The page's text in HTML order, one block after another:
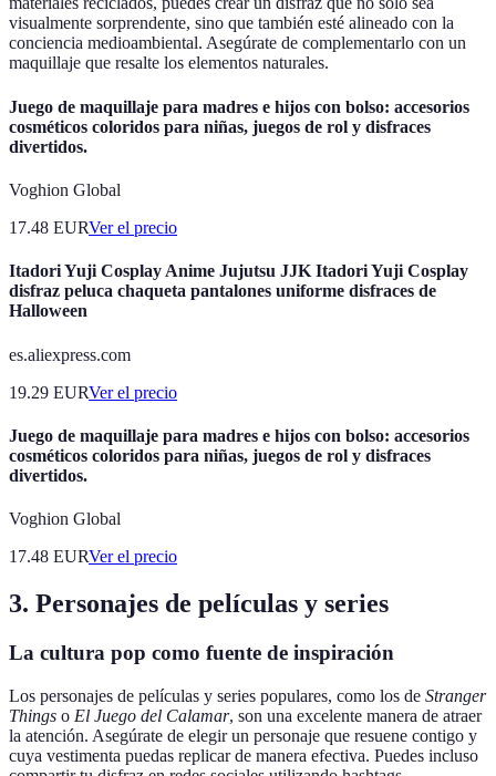
visualmente sorprendente, sino que también esté alineado con la
conciencia medioambiental. Asegúrate de complementarlo con un
maquillaje que resalte los elementos naturales.
Juego de maquillaje para madres e hijos con bolso: accesorios
cosméticos coloridos para niñas, juegos de rol y disfraces
divertidos.
Voghion Global
17.48 EURVer el precio
Itadori Yuji Cosplay Anime Jujutsu JJK Itadori Yuji Cosplay
disfraz peluca chaqueta pantalones uniforme disfraces de
Halloween
es.aliexpress.com
19.29 EURVer el precio
Juego de maquillaje para madres e hijos con bolso: accesorios
cosméticos coloridos para niñas, juegos de rol y disfraces
divertidos.
Voghion Global
17.48 EURVer el precio
3. Personajes de películas y series
La cultura pop como fuente de inspiración
Los personajes de películas y series populares, como los de Stranger
Things o El Juego del Calamar, son una excelente manera de atraer
la atención. Asegúrate de elegir un personaje que resuene contigo y
cuya vestimenta puedas replicar de manera efectiva. Puedes incluso